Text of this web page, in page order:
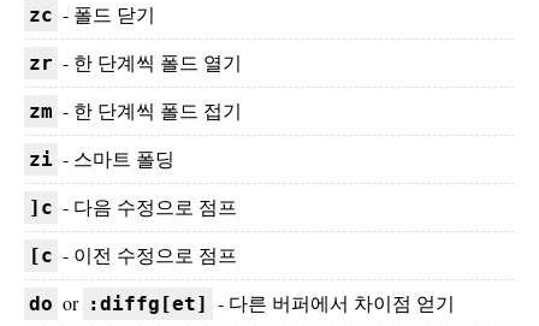
zc - 폴드 닫기
zr - 한 단계씩 폴드 열기
zm - 한 단계씩 폴드 접기
zi - 스마트 폴딩
]c - 다음 수정으로 점프
[c - 이전 수정으로 점프
do or :diffg[et] - 다른 버퍼에서 차이점 얻기